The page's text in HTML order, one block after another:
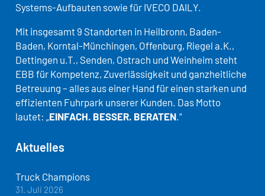
Systems-Aufbauten sowie für IVECO DAILY.
Mit insgesamt 9 Standorten in Heilbronn, Baden-
Baden, Korntal-Münchingen, Offenburg, Riegel a.K.,
Dettingen u.T., Senden, Ostrach und Weinheim steht
EBB für Kompetenz, Zuverlässigkeit und ganzheitliche
Betreuung – alles aus einer Hand für einen starken und
effizienten Fuhrpark unserer Kunden. Das Motto
lautet: „EINFACH. BESSER. BERATEN.“
Aktuelles
Truck Champions
31. Juli 2026